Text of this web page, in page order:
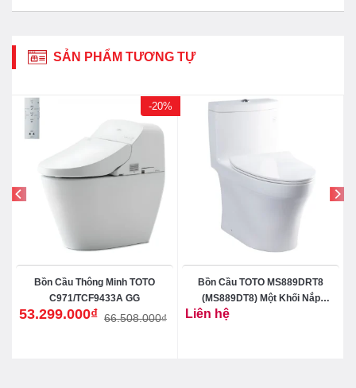
SẢN PHẨM TƯƠNG TỰ
-20%
Bồn Cầu Thông Minh TOTO
C971/TCF9433A GG
66.508.000₫
Giá
53.299.000₫
Giá
Bồn Cầu TOTO MS889DRT8
(MS889DT8) Một Khối Nắp
Liên hệ